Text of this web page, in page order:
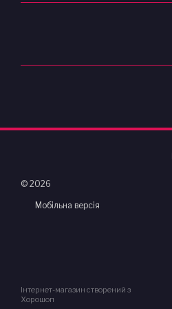
© 2026
Мобільна версія
Інтернет-магазин створений з
Хорошоп